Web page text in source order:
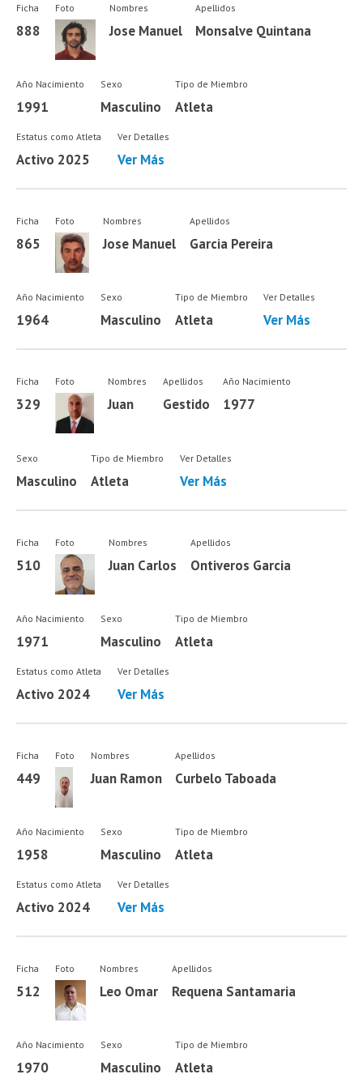
Ficha
888
Foto Nombres
Jose Manuel
Apellidos
Monsalve Quintana
Año Nacimiento
1991
Sexo
Masculino
Tipo de Miembro
Atleta
Estatus como Atleta
Activo 2025
Ver Detalles
Ver Más
Ficha
865
Foto Nombres
Jose Manuel
Apellidos
Garcia Pereira
Año Nacimiento
1964
Sexo
Masculino
Tipo de Miembro
Atleta
Ver Detalles
Ver Más
Ficha
329
Foto Nombres
Juan
Apellidos
Gestido
Año Nacimiento
1977
Sexo
Masculino
Tipo de Miembro
Atleta
Ver Detalles
Ver Más
Ficha
510
Foto Nombres
Juan Carlos
Apellidos
Ontiveros Garcia
Año Nacimiento
1971
Sexo
Masculino
Tipo de Miembro
Atleta
Estatus como Atleta
Activo 2024
Ver Detalles
Ver Más
Ficha
449
Foto Nombres
Juan Ramon
Apellidos
Curbelo Taboada
Año Nacimiento
1958
Sexo
Masculino
Tipo de Miembro
Atleta
Estatus como Atleta
Activo 2024
Ver Detalles
Ver Más
Ficha
512
Foto Nombres
Leo Omar
Apellidos
Requena Santamaria
Año Nacimiento
1970
Sexo
Masculino
Tipo de Miembro
Atleta